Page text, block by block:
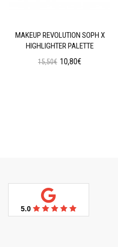
MAKEUP REVOLUTION SOPH X
HIGHLIGHTER PALETTE
15,50€ 10,80€
5.0